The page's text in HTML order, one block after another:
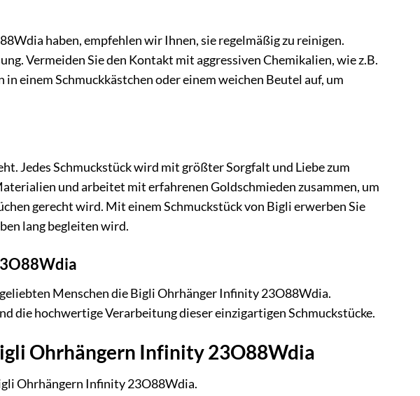
haben, empfehlen wir Ihnen, sie regelmäßig zu reinigen.
Vermeiden Sie den Kontakt mit aggressiven Chemikalien, wie z.B.
einem Schmuckkästchen oder einem weichen Beutel auf, um
Jedes Schmuckstück wird mit größter Sorgfalt und Liebe zum
und arbeitet mit erfahrenen Goldschmieden zusammen, um
gerecht wird. Mit einem Schmuckstück von Bigli erwerben Sie
lang begleiten wird.
Menschen die Bigli Ohrhänger Infinity 23O88Wdia.
die hochwertige Verarbeitung dieser einzigartigen Schmuckstücke.
Ohrhängern Infinity 23O88Wdia
Ohrhängern Infinity 23O88Wdia.